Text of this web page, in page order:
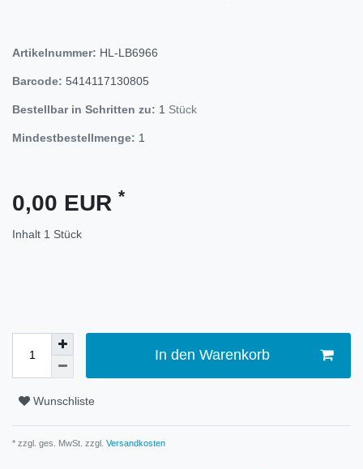
Artikelnummer: HL-LB6966
Barcode: 5414117130805
Bestellbar in Schritten zu: 1 Stück
Mindestbestellmenge: 1
0,00 EUR *
Inhalt 1 Stück
In den Warenkorb
Wunschliste
* zzgl. ges. MwSt. zzgl. Versandkosten